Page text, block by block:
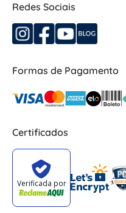
Redes Sociais
Formas de Pagamento
Certificados